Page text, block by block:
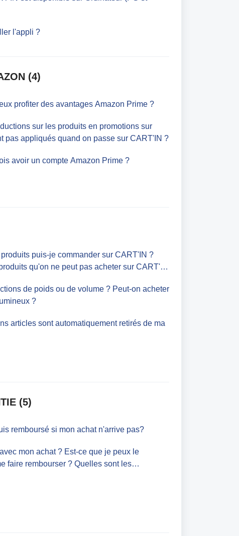
l'appli ?
(4)
profiter des avantages Amazon Prime ?
sur les produits en promotions sur
pas appliqués quand on passe sur CART'IN ?
avoir un compte Amazon Prime ?
puis-je commander sur CART'IN ?
qu'on ne peut pas acheter sur CART'IN
de poids ou de volume ? Peut-on acheter
?
articles sont automatiquement retirés de ma
(5)
remboursé si mon achat n'arrive pas?
mon achat ? Est-ce que je peux le
faire rembourser ? Quelles sont les